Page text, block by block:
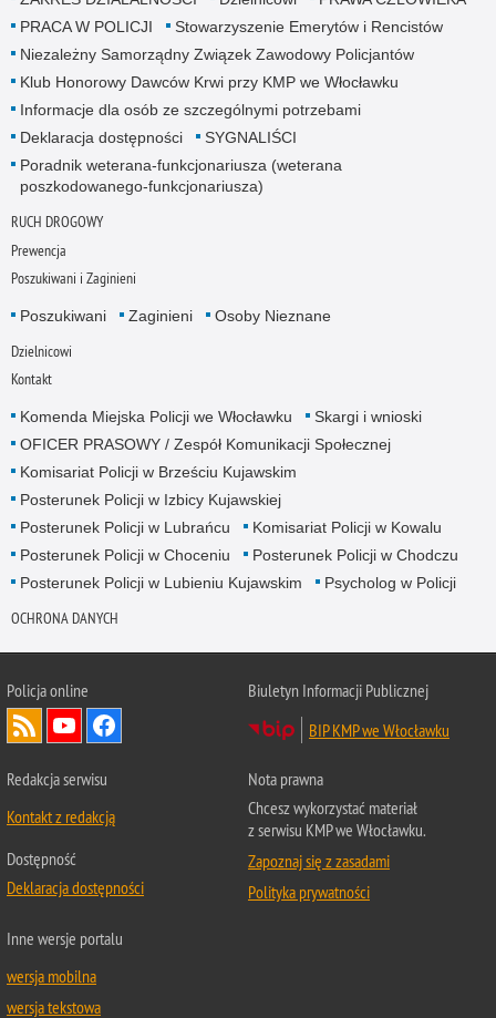
PRACA W POLICJI
Stowarzyszenie Emerytów i Rencistów
Niezależny Samorządny Związek Zawodowy Policjantów
Klub Honorowy Dawców Krwi przy KMP we Włocławku
Informacje dla osób ze szczególnymi potrzebami
Deklaracja dostępności
SYGNALIŚCI
Poradnik weterana-funkcjonariusza (weterana
poszkodowanego-funkcjonariusza)
RUCH DROGOWY
Prewencja
Poszukiwani i Zaginieni
Poszukiwani Zaginieni Osoby Nieznane
Dzielnicowi
Kontakt
Komenda Miejska Policji we Włocławku
Skargi i wnioski
OFICER PRASOWY / Zespół Komunikacji Społecznej
Komisariat Policji w Brześciu Kujawskim
Posterunek Policji w Izbicy Kujawskiej
Posterunek Policji w Lubrańcu
Komisariat Policji w Kowalu
Posterunek Policji w Choceniu
Posterunek Policji w Chodczu
Posterunek Policji w Lubieniu Kujawskim
Psycholog w Policji
OCHRONA DANYCH
Policja online
Biuletyn Informacji Publicznej
BIP KMP we Włocławku
Redakcja serwisu
Kontakt z redakcją
Dostępność
Deklaracja dostępności
Nota prawna
Chcesz wykorzystać materiał
z serwisu KMP we Włocławku.
Zapoznaj się z zasadami
Polityka prywatności
Inne wersje portalu
wersja mobilna
wersja tekstowa